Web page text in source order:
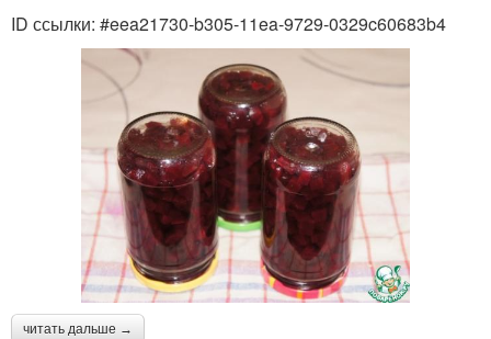
ID ссылки: #eea21730-b305-11ea-9729-0329c60683b4
читать дальше →